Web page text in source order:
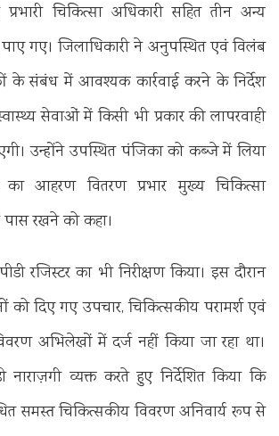
प्रभारी चिकित्सा अधिकारी सहित तीन अन्य
गए। जिलाधिकारी ने अनुपस्थित एवं विलंब
के संबंध में आवश्यक कार्रवाई करने के निर्देश
सेवाओं में किसी भी प्रकार की लापरवाही
उन्होंने उपस्थित पंजिका को कब्जे में लिया
का आहरण वितरण प्रभार मुख्य चिकित्सा
रखने को कहा।
रजिस्टर का भी निरीक्षण किया। इस दौरान
को दिए गए उपचार, चिकित्सकीय परामर्श एवं
अभिलेखों में दर्ज नहीं किया जा रहा था।
व्यक्त करते हुए निर्देशित किया कि
समस्त चिकित्सकीय विवरण अनिवार्य रूप से